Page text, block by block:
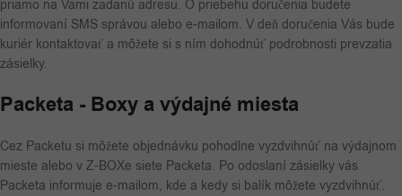
priamo na Vami zadanú adresu. O priebehu doručenia budete
informovaní SMS správou alebo e-mailom. V deň doručenia Vás bude
kuriér kontaktovať a môžete si s ním dohodnúť podrobnosti prevzatia
zásielky.
Packeta - Boxy a výdajné miesta
Cez Packetu si môžete objednávku pohodlne vyzdvihnúť na výdajnom
mieste alebo v Z-BOXe siete Packeta. Po odoslaní zásielky vás
Packeta informuje e-mailom, kde a kedy si balík môžete vyzdvihnúť.